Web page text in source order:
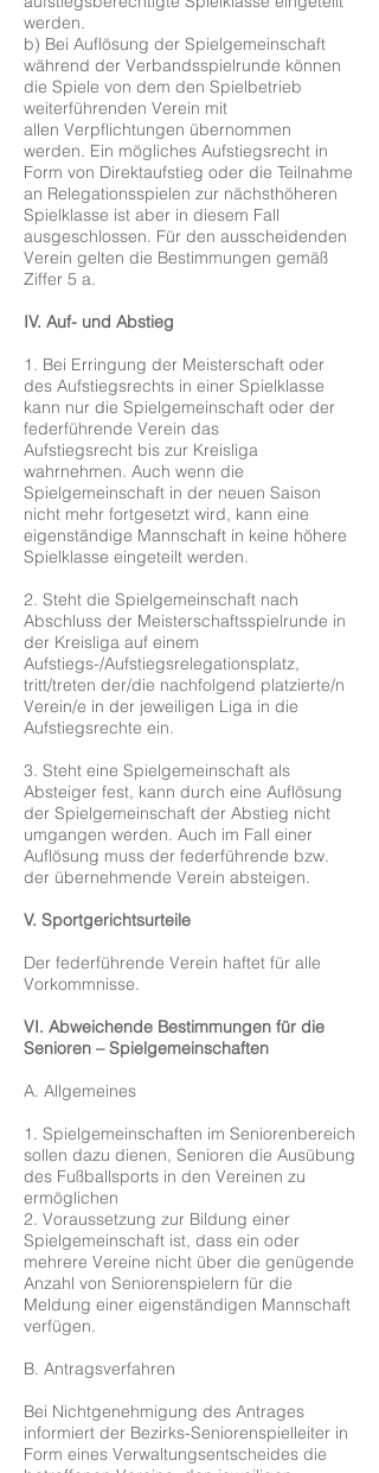
werden.
b) Bei Auflösung der Spielgemeinschaft
während der Verbandsspielrunde können
die Spiele von dem den Spielbetrieb
weiterführenden Verein mit
allen Verpflichtungen übernommen
werden. Ein mögliches Aufstiegsrecht in
Form von Direktaufstieg oder die Teilnahme
an Relegationsspielen zur nächsthöheren
Spielklasse ist aber in diesem Fall
ausgeschlossen. Für den ausscheidenden
Verein gelten die Bestimmungen gemäß
Ziffer 5 a.
IV. Auf- und Abstieg
1. Bei Erringung der Meisterschaft oder
des Aufstiegsrechts in einer Spielklasse
kann nur die Spielgemeinschaft oder der
federführende Verein das
Aufstiegsrecht bis zur Kreisliga
wahrnehmen. Auch wenn die
Spielgemeinschaft in der neuen Saison
nicht mehr fortgesetzt wird, kann eine
eigenständige Mannschaft in keine höhere
Spielklasse eingeteilt werden.
2. Steht die Spielgemeinschaft nach
Abschluss der Meisterschaftsspielrunde in
der Kreisliga auf einem
Aufstiegs-/Aufstiegsrelegationsplatz,
tritt/treten der/die nachfolgend platzierte/n
Verein/e in der jeweiligen Liga in die
Aufstiegsrechte ein.
3. Steht eine Spielgemeinschaft als
Absteiger fest, kann durch eine Auflösung
der Spielgemeinschaft der Abstieg nicht
umgangen werden. Auch im Fall einer
Auflösung muss der federführende bzw.
der übernehmende Verein absteigen.
V. Sportgerichtsurteile
Der federführende Verein haftet für alle
Vorkommnisse.
VI. Abweichende Bestimmungen für die
Senioren – Spielgemeinschaften
A. Allgemeines
1. Spielgemeinschaften im Seniorenbereich
sollen dazu dienen, Senioren die Ausübung
des Fußballsports in den Vereinen zu
ermöglichen
2. Voraussetzung zur Bildung einer
Spielgemeinschaft ist, dass ein oder
mehrere Vereine nicht über die genügende
Anzahl von Seniorenspielern für die
Meldung einer eigenständigen Mannschaft
verfügen.
B. Antragsverfahren
Bei Nichtgenehmigung des Antrages
informiert der Bezirks-Seniorenspielleiter in
Form eines Verwaltungsentscheides die